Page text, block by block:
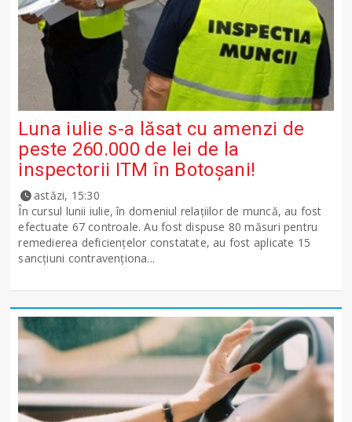
Luna iulie s-a lăsat cu amenzi de
peste 260.000 de lei de la
inspectorii ITM în Botoșani!
astăzi, 15:30
În cursul lunii iulie, în domeniul relațiilor de muncă, au fost
efectuate 67 controale. Au fost dispuse 80 măsuri pentru
remedierea deficiențelor constatate, au fost aplicate 15
sancţiuni contravenționa...